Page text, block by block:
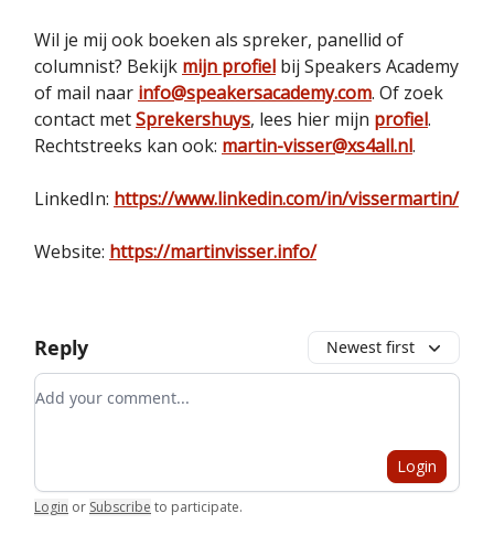
Wil je mij ook boeken als spreker, panellid of
columnist? Bekijk mijn profiel bij Speakers Academy
of mail naar info@speakersacademy.com. Of zoek
contact metSprekershuys, lees hier mijn profiel.
Rechtstreeks kan ook: martin-visser@xs4all.nl.
LinkedIn: https://www.linkedin.com/in/vissermartin/
Website: https://martinvisser.info/
Reply Newest first
Add your comment
Login
Login or Subscribe to participate.